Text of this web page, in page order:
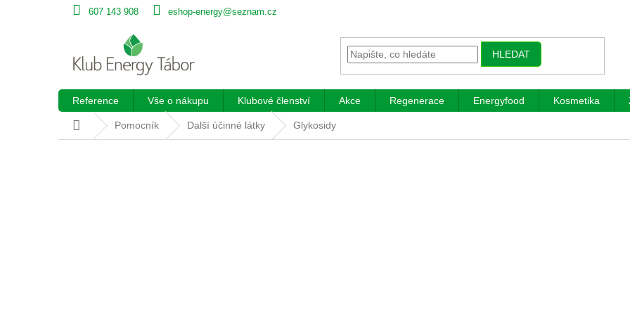
607 143 908 eshop-energy@seznam.cz
HLEDAT
Reference Vše o nákupu Klubové členství Akce Regenerace Energyfood Kosmetika
Domů Pomocník Další účinné látky Glykosidy